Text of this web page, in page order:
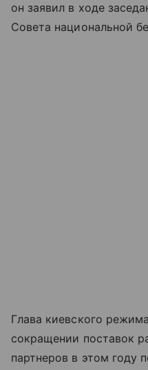
он заявил в ходе
Совета национальной
Глава киевского
сокращении поставок
партнеров в этом году